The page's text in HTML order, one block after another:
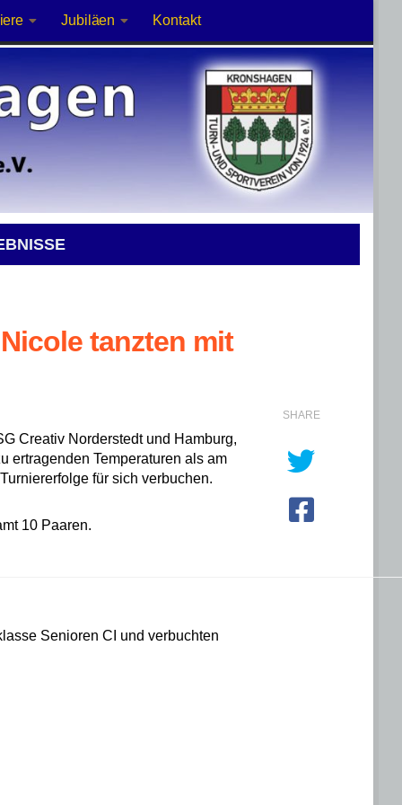
Jubiläen Kontakt
tanzten mit
Creativ Norderstedt und Hamburg,
ertragenden Temperaturen als am
für sich verbuchen.
10 Paaren.
Senioren CI und verbuchten
SHARE